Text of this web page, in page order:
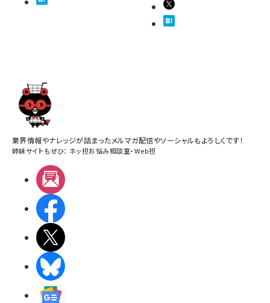
業界情報やナレッジが詰まったメルマガ配信やソーシャルもよろしくです！
姉妹サイトもぜひ： ネッ担お悩み相談室・Web担